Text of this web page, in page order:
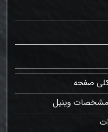
صفحه
وینیل